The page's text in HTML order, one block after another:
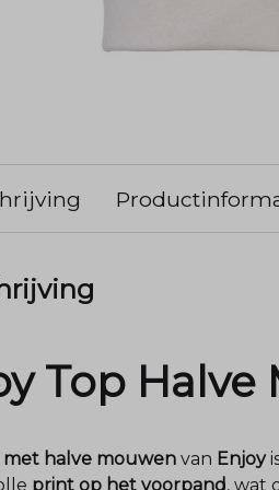
Top
halve mouwen van Enjoy
print op het voorpand, wat